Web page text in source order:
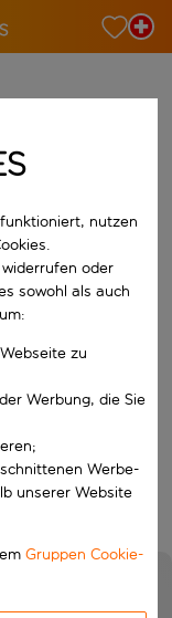
aus.
nutzen
oder
sowohl als auch
zu
Werbung, die Sie
Werbe-
unserer Website
Gruppen Cookie-